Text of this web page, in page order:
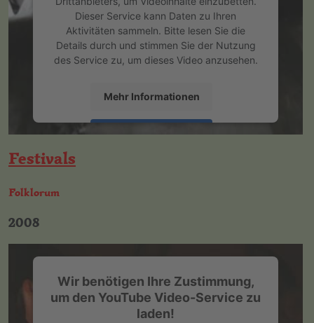
Dieser Service kann Daten zu Ihren
Aktivitäten sammeln. Bitte lesen Sie die
Details durch und stimmen Sie der Nutzung
des Service zu, um dieses Video anzusehen.
Mehr Informationen
Akzeptieren
Festivals
Folklorum
2008
Wir benötigen Ihre Zustimmung,
um den YouTube Video-Service zu
laden!